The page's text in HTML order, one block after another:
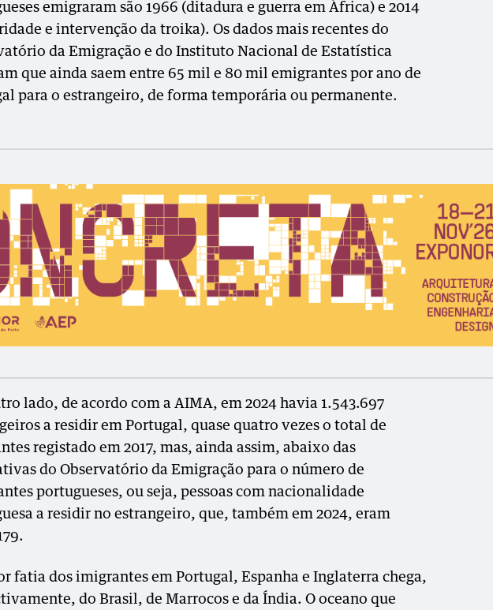
emigraram são 1966 (ditadura e guerra em África) e 2014
e intervenção da troika). Os dados mais recentes do
da Emigração e do Instituto Nacional de Estatística
que ainda saem entre 65 mil e 80 mil emigrantes por ano de
para o estrangeiro, de forma temporária ou permanente.
lado, de acordo com a AIMA, em 2024 havia 1.543.697
a residir em Portugal, quase quatro vezes o total de
registado em 2017, mas, ainda assim, abaixo das
do Observatório da Emigração para o número de
portugueses, ou seja, pessoas com nacionalidade
a residir no estrangeiro, que, também em 2024, eram
fatia dos imigrantes em Portugal, Espanha e Inglaterra chega,
do Brasil, de Marrocos e da Índia. O oceano que